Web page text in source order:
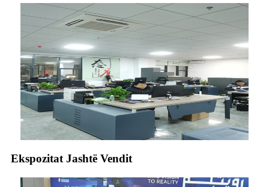
Ekspozitat Jashtë Vendit